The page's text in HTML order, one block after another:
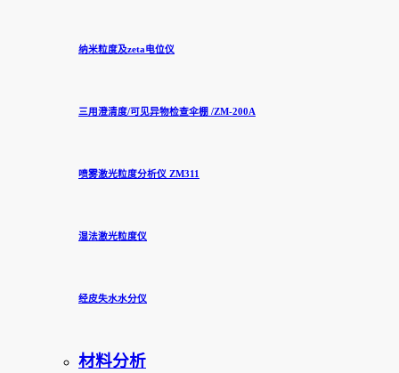
纳米粒度及zeta电位仪
三用澄清度/可见异物检查伞棚 /ZM-200A
喷雾激光粒度分析仪 ZM311
湿法激光粒度仪
经皮失水水分仪
材料分析